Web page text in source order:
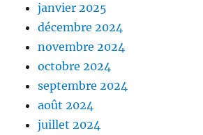
janvier 2025
décembre 2024
novembre 2024
octobre 2024
septembre 2024
août 2024
juillet 2024